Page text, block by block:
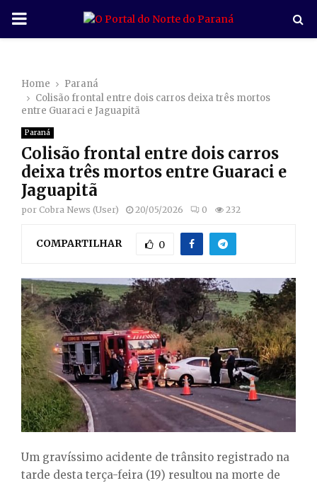
P
M
A
R
M
E
N
U
Home
Paraná
Colisão frontal entre dois carros deixa três mortos
entre Guaraci e Jaguapitã
Paraná
Colisão frontal entre dois carros
deixa três mortos entre Guaraci e
Jaguapitã
por Cobra News (User) 20/05/2026 0 232
COMPARTILHAR 0
Um gravíssimo acidente de trânsito registrado na
tarde desta terça-feira (19) resultou na morte de